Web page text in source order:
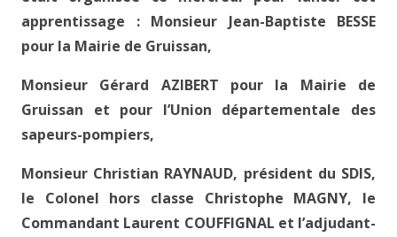
apprentissage : Monsieur Jean-Baptiste BESSE
pour la Mairie de Gruissan,
Monsieur Gérard AZIBERT pour la Mairie de
Gruissan et pour l’Union départementale des
sapeurs-pompiers,
Monsieur Christian RAYNAUD, président du SDIS,
le Colonel hors classe Christophe MAGNY, le
Commandant Laurent COUFFIGNAL et l’adjudant-